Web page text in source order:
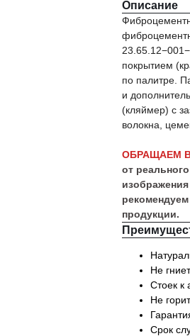
Описание
покрытием
по палитре.
и
(кляймер) с
волокна,
ОБРАЩАЕМ
от
продукции.
Не
Стоек к
Не
Срок